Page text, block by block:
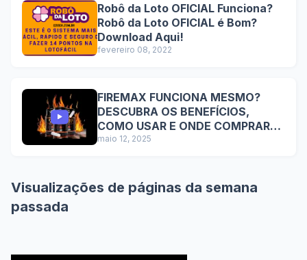
Robô da Loto OFICIAL Funciona?
Robô da Loto OFICIAL é Bom?
Download Aqui!
fevereiro 08, 2022
FIREMAX FUNCIONA MESMO?
DESCUBRA OS BENEFÍCIOS,
COMO USAR E ONDE COMPRAR
COM SEGURANÇA
maio 12, 2025
Visualizações de páginas da semana
passada